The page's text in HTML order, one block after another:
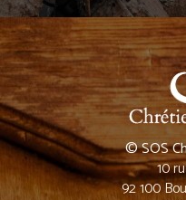
© SOS
10
92 100